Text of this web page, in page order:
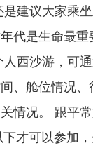
建议大家乘
代是生命最重
西沙游，可
、舱位情况、
情况。 跟平
才可以参加